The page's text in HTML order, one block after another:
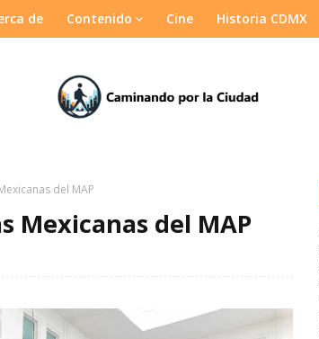
de Contenido Cine Historia CDMX
del MAP
Mexicanas del MAP